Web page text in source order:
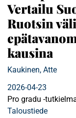
Vertailu
Ruotsin
kausina
Kaukinen, Atte
2026-04-23
Pro gradu -
Taloustiede